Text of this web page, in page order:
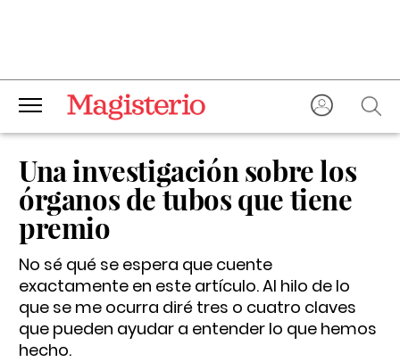
Una investigación sobre los
órganos de tubos que tiene
premio
No sé qué se espera que cuente
exactamente en este artículo. Al hilo de lo
que se me ocurra diré tres o cuatro claves
que pueden ayudar a entender lo que hemos
hecho.